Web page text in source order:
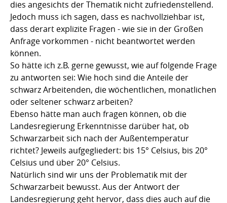
dies angesichts der Thematik nicht zufriedenstellend.
Jedoch muss ich sagen, dass es nachvollziehbar ist,
dass derart explizite Fragen - wie sie in der Großen
Anfrage vorkommen - nicht beantwortet werden
können.
So hätte ich z.B. gerne gewusst, wie auf folgende Frage
zu antworten sei: Wie hoch sind die Anteile der
schwarz Arbeitenden, die wöchentlichen, monatlichen
oder seltener schwarz arbeiten?
Ebenso hätte man auch fragen können, ob die
Landesregierung Erkenntnisse darüber hat, ob
Schwarzarbeit sich nach der Außentemperatur
richtet? Jeweils aufgegliedert: bis 15° Celsius, bis 20°
Celsius und über 20° Celsius.
Natürlich sind wir uns der Problematik mit der
Schwarzarbeit bewusst. Aus der Antwort der
Landesregierung geht hervor, dass dies auch auf die